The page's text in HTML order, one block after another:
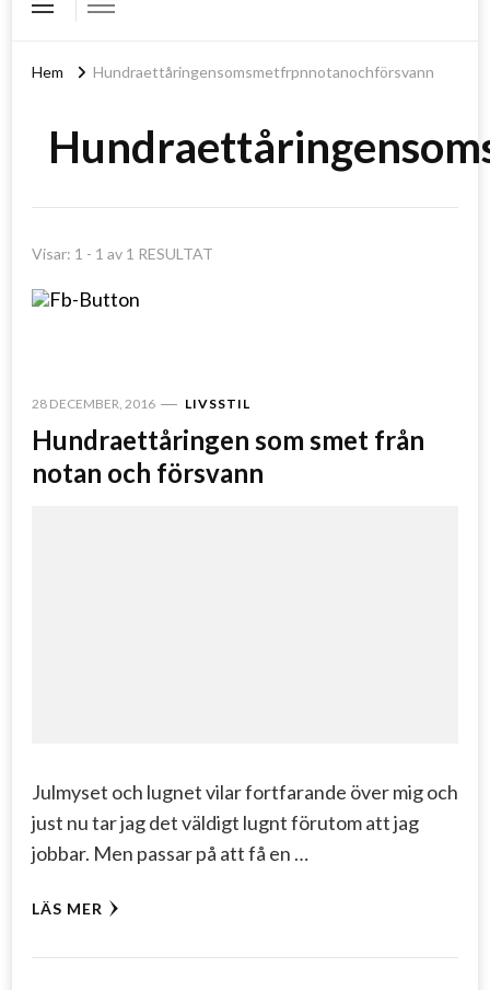
Hem Hundraettåringensomsmetfrpnnotanochförsvann
Visar: 1 - 1 av 1 RESULTAT
28 DECEMBER, 2016 LIVSSTIL
Hundraettåringen som smet från
notan och försvann
Julmyset och lugnet vilar fortfarande över mig och
just nu tar jag det väldigt lugnt förutom att jag
jobbar. Men passar på att få en …
LÄS MER